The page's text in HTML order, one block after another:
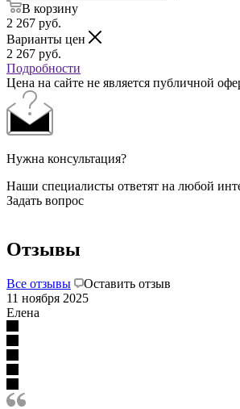
В корзину
2 267 руб.
Варианты цен
2 267 руб.
Подробности
Цена на сайте не является публичной
Нужна консультация?
Наши специалисты ответят на любой
Задать вопрос
Отзывы
Все отзывы
Оставить отзыв
11 ноября 2025
Елена